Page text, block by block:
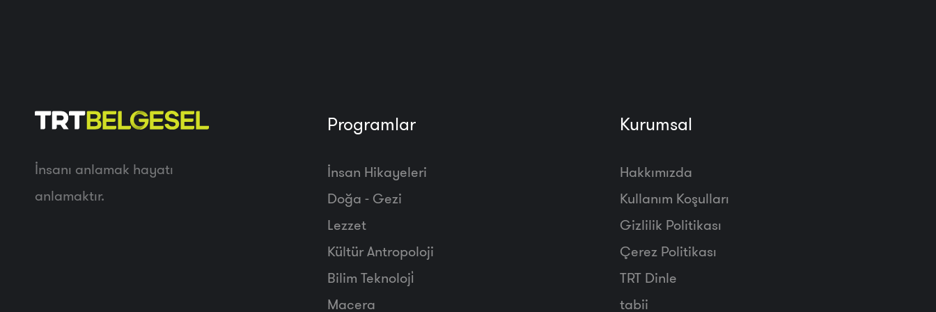
İnsanı anlamak hayatı
anlamaktır.
Programlar
İnsan Hikayeleri
Doğa - Gezi
Lezzet
Kültür Antropoloji
Bilim Teknoloji̇
Macera
Kurumsal
Hakkımızda
Kullanım Koşulları
Gizlilik Politikası
Çerez Politikası
TRT Dinle
tabii